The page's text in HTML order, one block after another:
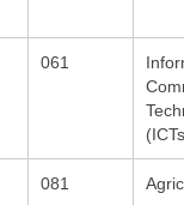
061
081